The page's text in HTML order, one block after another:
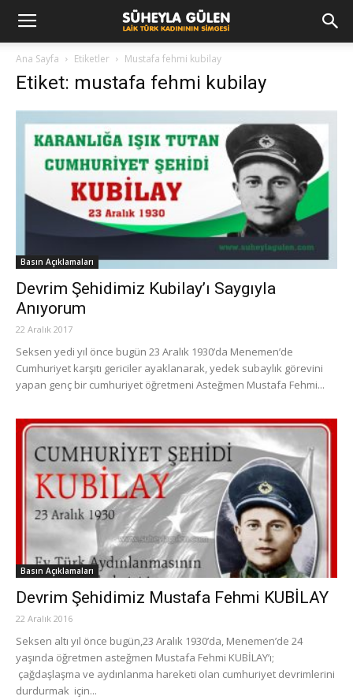
Ana Sayfa Etiketler Mustafa fehmi kubilay
Etiket: mustafa fehmi kubilay
Basın Açıklamaları
Devrim Şehidimiz Kubilay’ı Saygıyla
Anıyorum
22 Aralık 2017
Seksen yedi yıl önce bugün 23 Aralık 1930’da Menemen’de
Cumhuriyet karşıtı gericiler ayaklanarak, yedek subaylık görevini
yapan genç bir cumhuriyet öğretmeni Asteğmen Mustafa Fehmi...
Basın Açıklamaları
Devrim Şehidimiz Mustafa Fehmi KUBİLAY
22 Aralık 2016
Seksen altı yıl önce bugün,23 Aralık 1930’da, Menemen’de 24
yaşında öğretmen asteğmen Mustafa Fehmi KUBİLAY’ı;
çağdaşlaşma ve aydınlanma hareketi olan cumhuriyet devrimlerini
durdurmak için...